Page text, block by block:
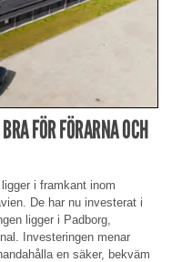
FÖR FÖRARNA OCH
i framkant inom
De har nu investerat i
ligger i Padborg,
Investeringen menar
en säker, bekväm